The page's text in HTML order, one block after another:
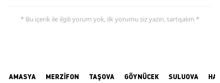
* Bu içerik ile ilgili yorum yok, ilk yorumu siz yazın, tartışalım *
AMASYA MERZİFON TAŞOVA GÖYNÜCEK SULUOVA